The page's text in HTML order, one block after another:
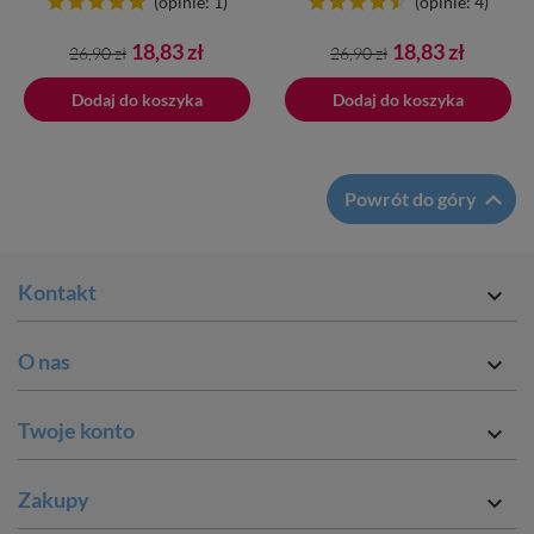
Cena
podstawowa
26,90 zł Cena
18,83 zł
Dodaj do koszyka
Cena
podstawowa
26,90 zł Cena
18,83 zł
Dodaj do koszyka
Dodano do koszyka
Powrót do góry 
Kontakt 
O nas 
Twoje konto 
Zakupy 